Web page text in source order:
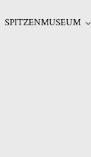
SPITZENMUSEUM